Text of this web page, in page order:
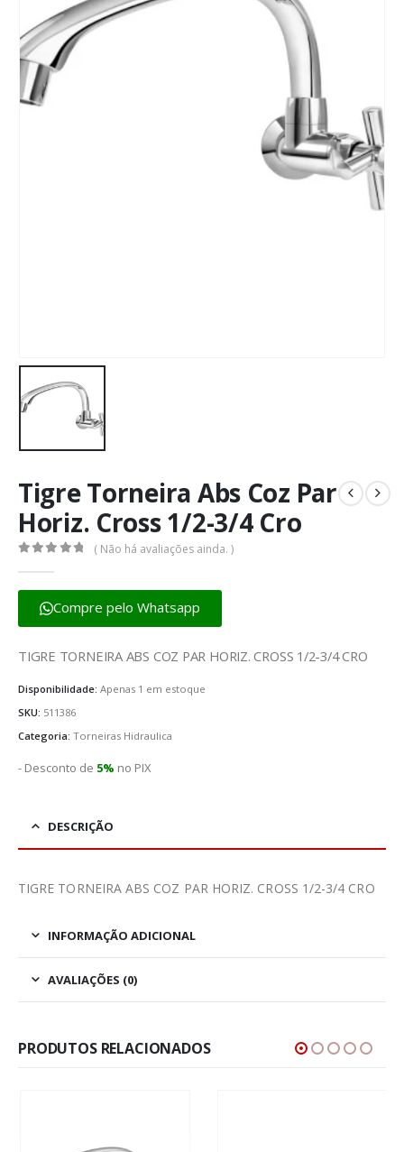
Tigre Torneira Abs Coz Par
Horiz. Cross 1/2-3/4 Cro
( Não há avaliações ainda. )
Compre pelo Whatsapp
TIGRE TORNEIRA ABS COZ PAR HORIZ. CROSS 1/2-3/4 CRO
Disponibilidade: Apenas 1 em estoque
SKU: 511386
Categoria: Torneiras Hidraulica
- Desconto de 5% no PIX
DESCRIÇÃO
TIGRE TORNEIRA ABS COZ PAR HORIZ. CROSS 1/2-3/4 CRO
INFORMAÇÃO ADICIONAL
AVALIAÇÕES (0)
PRODUTOS RELACIONADOS